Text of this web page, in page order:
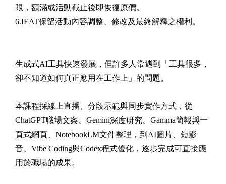
限，額滿或活動截止後即恢復原價。
6.IEAT保留活動內容調整、修改及最終解釋之權利。
生成式AI工具快速發展，但許多人常遇到「工具很多，
卻不知道如何真正應用在工作上」的問題。
本課程採線上直播、分段示範與同步實作方式，從
ChatGPT職場文案、Gemini深度研究、Gamma簡報與一
頁式網頁、NotebookLM文件整理，到AI圖片、短影
音、Vibe Coding與Codex程式優化，逐步完成可直接應
用於職場的成果。